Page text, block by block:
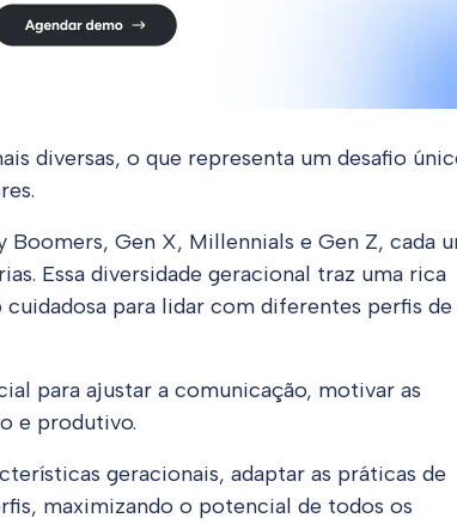
diversas, o que representa um desafio
Gen X, Millennials e Gen Z, cada
Essa diversidade geracional traz uma rica
para lidar com diferentes perfis de
para ajustar a comunicação, motivar as
e produtivo.
geracionais, adaptar as práticas de
maximizando o potencial de todos os